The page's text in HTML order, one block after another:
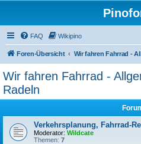
FAQ Wikipino
Foren-Übersicht Wir fahren Fahrrad -
Wir fahren Fahrrad -
Radeln
Verkehrsplanung, Fahrrad-
Moderator: Wildcate
Themen: 7